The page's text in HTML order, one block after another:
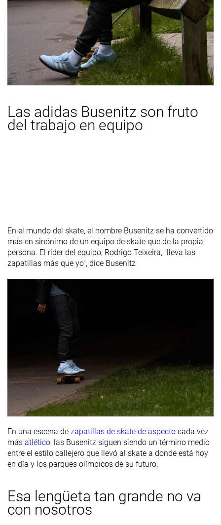
Las adidas Busenitz son fruto
del trabajo en equipo
En el mundo del skate, el nombre Busenitz se ha convertido
más en sinónimo de un equipo de skate que de la propia
persona. El rider del equipo, Rodrigo Teixeira, "lleva las
zapatillas más que yo", dice Busenitz
En una escena de zapatillas de skate de aspecto cada vez
más atlético, las Busenitz siguen siendo un término medio
entre el estilo callejero que llevó al skate a donde está hoy
en día y los parques olímpicos de su futuro.
Esa lengüeta tan grande no va
con nosotros